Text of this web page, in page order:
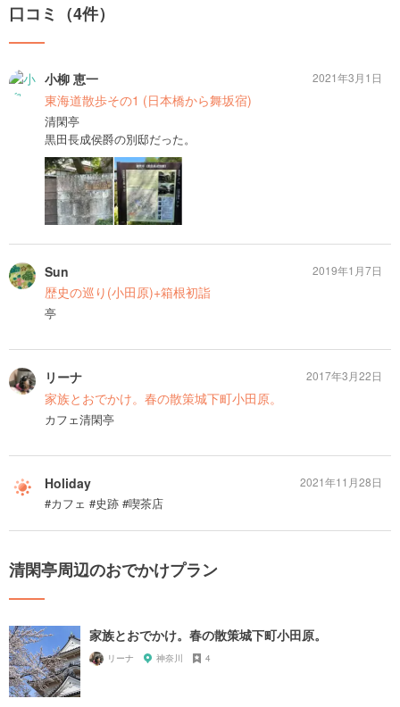
口コミ（4件）
小柳 恵一
東海道散歩その1 (日本橋から舞坂宿)
清閑亭
黒田長成侯爵の別邸だった。
2021年3月1日
Sun
歴史の巡り(小田原)+箱根初詣
亭
2019年1月7日
リーナ
家族とおでかけ。春の散策城下町小田原。
カフェ清閑亭
2017年3月22日
Holiday
#カフェ #史跡 #喫茶店
2021年11月28日
清閑亭周辺のおでかけプラン
家族とおでかけ。春の散策城下町小田原。
リーナ 神奈川 4